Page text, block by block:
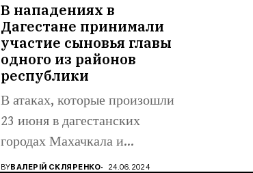
В нападениях в
Дагестане принимали
участие сыновья главы
одного из районов
республики
В атаках, которые произошли
23 июня в дагестанских
городах Махачкала и
Дербент,...
BYВАЛЕРІЙ СКЛЯРЕНКО 24.06.2024